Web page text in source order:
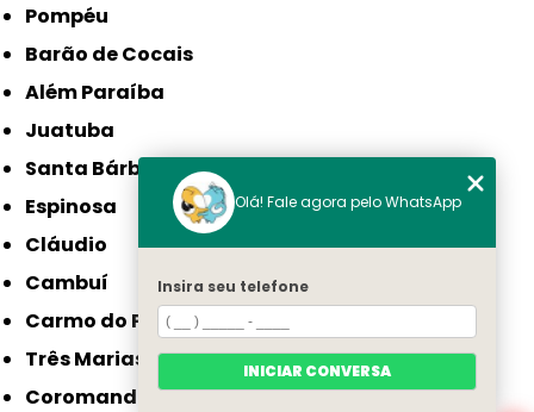
Pompéu
Barão de Cocais
Além Paraíba
Juatuba
Santa Bárbara
Espinosa
Cláudio
Cambuí
Carmo do Paranaíba
Três Marias
Coromandel
Olá! Fale agora pelo WhatsApp
Insira seu telefone
INICIAR CONVERSA